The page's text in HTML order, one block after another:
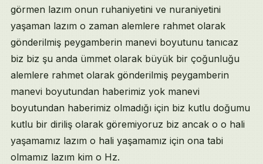
görmen lazım onun ruhaniyetini ve nuraniyetini
yaşaman lazım o zaman alemlere rahmet olarak
gönderilmiş peygamberin manevi boyutunu tanıcaz
biz biz şu anda ümmet olarak büyük bir çoğunluğu
alemlere rahmet olarak gönderilmiş peygamberin
manevi boyutundan haberimiz yok manevi
boyutundan haberimiz olmadığı için biz kutlu doğumu
kutlu bir diriliş olarak göremiyoruz biz ancak o o hali
yaşamamız lazım o hali yaşamamız için ona tabi
olmamız lazım kim o Hz.